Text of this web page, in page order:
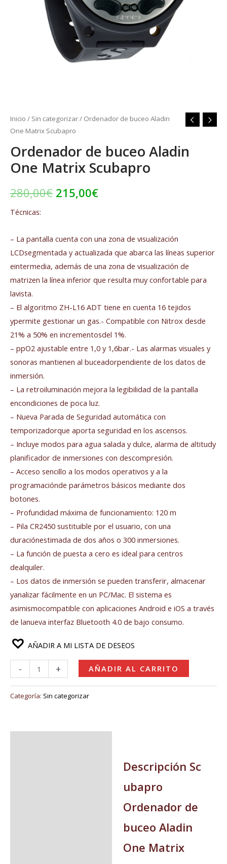
Inicio / Sin categorizar/ Ordenador de buceo Aladin
One Matrix Scubapro
Ordenador de buceo Aladin
One Matrix Scubapro
280,00€ 215,00€
Técnicas:
– La pantalla cuenta con una zona de visualización
LCDsegmentada y actualizada que abarca las líneas superior
eintermedia, además de una zona de visualización de
matrizen la línea inferior que resulta muy confortable para
lavista.
– El algoritmo ZH-L16 ADT tiene en cuenta 16 tejidos
ypermite gestionar un gas.- Compatible con Nitrox desde
21% a 50% en incrementosdel 1%.
– ppO2 ajustable entre 1,0 y 1,6bar.- Las alarmas visuales y
sonoras mantienen al buceadorpendiente de los datos de
inmersión.
– La retroiluminación mejora la legibilidad de la pantalla
encondiciones de poca luz.
– Nueva Parada de Seguridad automática con
temporizadorque aporta seguridad en los ascensos.
– Incluye modos para agua salada y dulce, alarma de altitudy
planificador de inmersiones con descompresión.
– Acceso sencillo a los modos operativos y a la
programaciónde parámetros básicos mediante dos
botones.
– Profundidad máxima de funcionamiento: 120 m
– Pila CR2450 sustituible por el usuario, con una
duraciónestimada de dos años o 300 inmersiones.
– La función de puesta a cero es ideal para centros
dealquiler.
– Los datos de inmersión se pueden transferir, almacenar
yanalizar fácilmente en un PC/Mac. El sistema es
asimismocompatible con aplicaciones Android e iOS a través
de lanueva interfaz Bluetooth 4.0 de bajo consumo.
AÑADIR A MI LISTA DE DESEOS
- + AÑADIR AL CARRITO
Categoría: Sin categorizar
Descripción Sc
ubapro
Ordenador de
buceo Aladin
One Matrix